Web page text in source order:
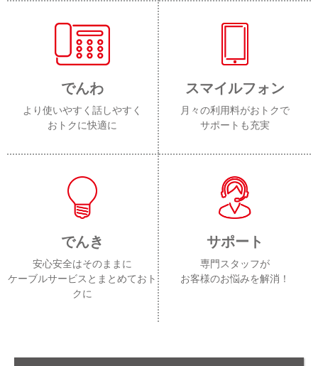
でんわ
より使いやすく話しやすく
おトクに快適に
スマイルフォン
月々の利用料がおトクで
サポートも充実
でんき
安心安全はそのままに
ケーブルサービスとまとめておト
クに
サポート
専門スタッフが
お客様のお悩みを解消！